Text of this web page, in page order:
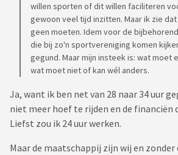
willen sporten of dit willen faciliteren
gewoon veel tijd inzitten. Maar ik zie
geen moeten. Idem voor de
die bij zo'n sportvereniging komen
gegund. Maar mijn insteek is: wat moet
wat moet niet of kan wél anders.
Ja, want ik ben net van 28 naar 34 uur
niet meer hoef te rijden en de financiën
Liefst zou ik 24 uur werken.
Maar de maatschappij zijn wij en